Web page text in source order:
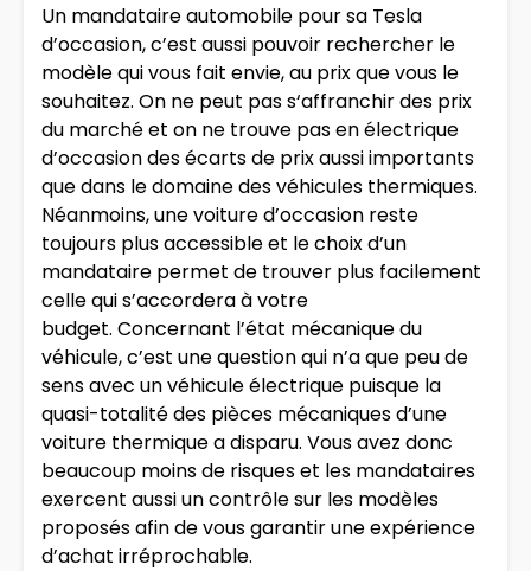
Un mandataire automobile pour sa Tesla
d’occasion, c’est aussi pouvoir rechercher le
modèle qui vous fait envie, au prix que vous le
souhaitez. On ne peut pas s‘affranchir des prix
du marché et on ne trouve pas en électrique
d’occasion des écarts de prix aussi importants
que dans le domaine des véhicules thermiques.
Néanmoins, une voiture d’occasion reste
toujours plus accessible et le choix d’un
mandataire permet de trouver plus facilement
celle qui s’accordera à votre
budget. Concernant l’état mécanique du
véhicule, c’est une question qui n’a que peu de
sens avec un véhicule électrique puisque la
quasi-totalité des pièces mécaniques d’une
voiture thermique a disparu. Vous avez donc
beaucoup moins de risques et les mandataires
exercent aussi un contrôle sur les modèles
proposés afin de vous garantir une expérience
d’achat irréprochable.